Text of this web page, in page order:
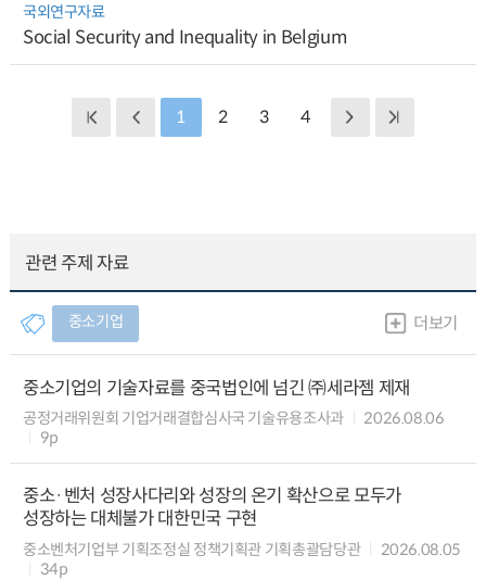
국외연구자료
Social Security and Inequality in Belgium
1 2 3 4
관련 주제 자료
중소기업 더보기
중소기업의 기술자료를 중국법인에 넘긴 ㈜세라젬 제재
공정거래위원회 기업거래결합심사국 기술유용조사과
2026.08.06
9p
중소·벤처 성장사다리와 성장의 온기 확산으로 모두가
성장하는 대체불가 대한민국 구현
중소벤처기업부 기획조정실 정책기획관 기획총괄담당관
2026.08.05
34p